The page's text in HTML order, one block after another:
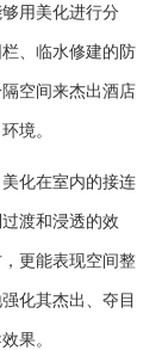
用美化进行分
、临水修建的防
空间来杰出酒店
境。
化在室内的接连
渡和浸透的效
更能表现空间整
化其杰出、夺目
果。